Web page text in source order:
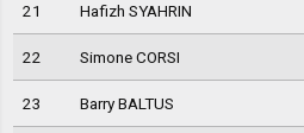
21 Hafizh SYAHRIN
22 Simone CORSI
23 Barry BALTUS